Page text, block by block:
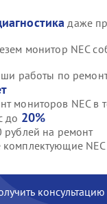
даже
монитор NEC
работы по
мониторов NEC в
до 20%
рублей на ремонт
NEC
консультацию